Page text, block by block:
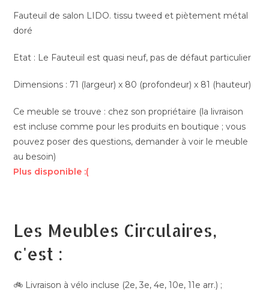
Fauteuil de salon LIDO. tissu tweed et piètement métal
doré
Etat : Le Fauteuil est quasi neuf, pas de défaut particulier
Dimensions : 71 (largeur) x 80 (profondeur) x 81 (hauteur)
Ce meuble se trouve : chez son propriétaire (la livraison
est incluse comme pour les produits en boutique ; vous
pouvez poser des questions, demander à voir le meuble
au besoin)
Plus disponible :(
Les Meubles Circulaires,
c'est :
🚲 Livraison à vélo incluse (2e, 3e, 4e, 10e, 11e arr.) ;